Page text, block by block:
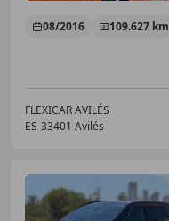
08/2016 109.627 km
FLEXICAR AVILÉS
ES-33401 Avilés